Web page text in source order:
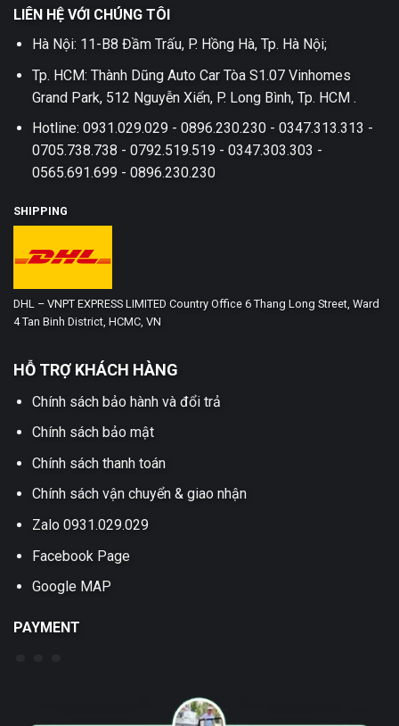
LIÊN HỆ VỚI CHÚNG TÔI
Hà Nội: 11-B8 Đầm Trấu, P. Hồng Hà, Tp. Hà Nội;
Tp. HCM: Thành Dũng Auto Car Tòa S1.07 Vinhomes
Grand Park, 512 Nguyễn Xiển, P. Long Bình, Tp. HCM .
Hotline: 0931.029.029 - 0896.230.230 - 0347.313.313 -
0705.738.738 - 0792.519.519 - 0347.303.303 -
0565.691.699 - 0896.230.230
SHIPPING
DHL – VNPT EXPRESS LIMITED Country Office 6 Thang Long Street, Ward
4 Tan Binh District, HCMC, VN
HỖ TRỢ KHÁCH HÀNG
Chính sách bảo hành và đổi trả
Chính sách bảo mật
Chính sách thanh toán
Chính sách vận chuyển & giao nhận
Zalo 0931.029.029
Facebook Page
Google MAP
PAYMENT